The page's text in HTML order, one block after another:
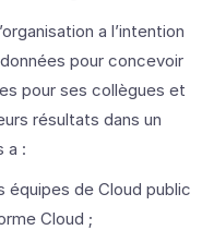
a l’intention
pour concevoir
pour ses collègues et
résultats dans un
a :
équipes de Cloud public
Cloud ;